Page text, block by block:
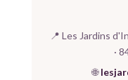
📍 Les Jardins
·
🌐